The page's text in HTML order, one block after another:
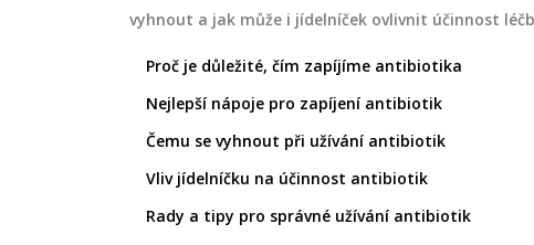
vyhnout a jak může i jídelníček ovlivnit účinnost
Proč je důležité, čím zapíjíme antibiotika
Nejlepší nápoje pro zapíjení antibiotik
Čemu se vyhnout při užívání antibiotik
Vliv jídelníčku na účinnost antibiotik
Rady a tipy pro správné užívání antibiotik